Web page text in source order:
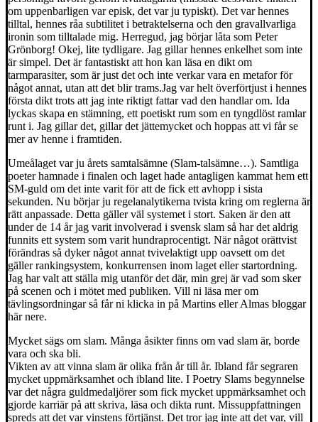
om uppenbarligen var episk, det var ju typiskt). Det var hennes
tilltal, hennes råa subtilitet i betraktelserna och den gravallvarliga
ironin som tilltalade mig. Herregud, jag börjar låta som Peter
Grönborg! Okej, lite tydligare. Jag gillar hennes enkelhet som inte
är simpel. Det är fantastiskt att hon kan läsa en dikt om
tarmparasiter, som är just det och inte verkar vara en metafor för
något annat, utan att det blir trams.Jag var helt överförtjust i hennes
första dikt trots att jag inte riktigt fattar vad den handlar om. Ida
lyckas skapa en stämning, ett poetiskt rum som en tyngdlöst ramlar
runt i. Jag gillar det, gillar det jättemycket och hoppas att vi får se
mer av henne i framtiden.
Umeålaget var ju årets samtalsämne (Slam-talsämne…). Samtliga
poeter hamnade i finalen och laget hade antagligen kammat hem ett
SM-guld om det inte varit för att de fick ett avhopp i sista
sekunden. Nu börjar ju regelanalytikerna tvista kring om reglerna är
rätt anpassade. Detta gäller väl systemet i stort. Saken är den att
under de 14 år jag varit involverad i svensk slam så har det aldrig
funnits ett system som varit hundraprocentigt. När något orättvist
förändras så dyker något annat tvivelaktigt upp oavsett om det
gäller rankingsystem, konkurrensen inom laget eller startordning.
Jag har valt att ställa mig utanför det där, min grej är vad som sker
på scenen och i mötet med publiken. Vill ni läsa mer om
tävlingsordningar så får ni klicka in på Martins eller Almas bloggar
här nere.
Mycket sägs om slam. Många åsikter finns om vad slam är, borde
vara och ska bli.
Vikten av att vinna slam är olika från år till år. Ibland får segraren
mycket uppmärksamhet och ibland lite. I Poetry Slams begynnelse
var det några guldmedaljörer som fick mycket uppmärksamhet och
gjorde karriär på att skriva, läsa och dikta runt. Missuppfattningen
spreds att det var vinstens förtjänst. Det tror jag inte att det var, vill